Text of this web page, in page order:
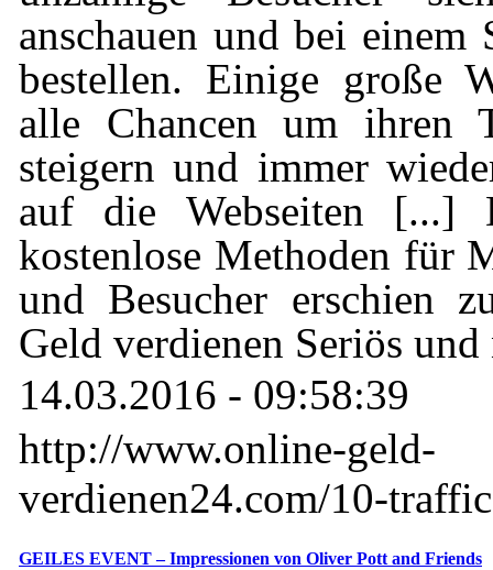
anschauen und bei einem
bestellen. Einige große
alle Chancen um ihren
steigern und immer
auf die Webseiten [...]
kostenlose Methoden für
und Besucher erschien
Geld verdienen Seriös
14.03.2016 - 09:58:39
http://www.online-geld-
verdienen24.com/10-
GEILES EVENT – Impressionen von Oliver Pott and Friends